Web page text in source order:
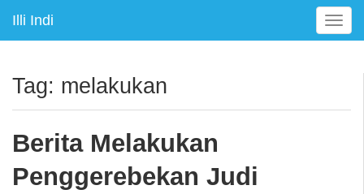
Illi Indi
T
o
e
Tag: melakukan
Berita Melakukan
Penggerebekan Judi